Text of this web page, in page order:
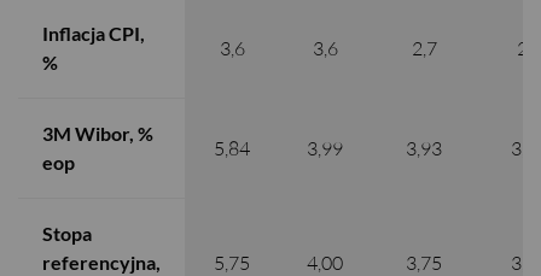
Inflacja CPI,
%
3,6 3,6 2,7 2,7
3M Wibor, %
eop
5,84 3,99 3,93
Stopa
referencyjna,
5,75 4,00 3,75